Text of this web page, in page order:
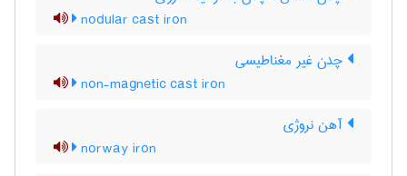
nodular cast iron
چدن غیر مغناطیسی
non-magnetic cast iron
آهن نروژی
norway iron